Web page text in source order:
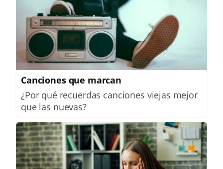
Canciones que marcan
¿Por qué recuerdas canciones viejas mejor
que las nuevas?